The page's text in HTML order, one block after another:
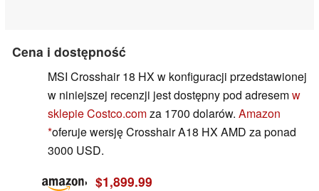
Cena i dostępność
MSI Crosshair 18 HX w konfiguracji przedstawionej
w niniejszej recenzji jest dostępny pod adresemw
sklepie Costco.comza 1700 dolarów. Amazon
oferuje wersję Crosshair A18 HX AMD za ponad
3000 USD.
$1,899.99